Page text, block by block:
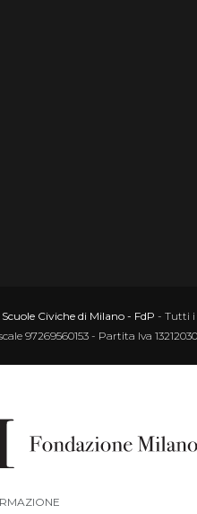
Civiche di Milano - FdP - Tutti
97269560153 - Partita Iva